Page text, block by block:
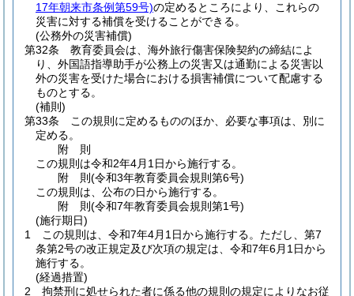
17年朝来市条例第59号)の定めるところにより、これらの
災害に対する補償を受けることができる。
(公務外の災害補償)
第32条
教育委員会は、海外旅行傷害保険契約の締結によ
り、外国語指導助手が公務上の災害又は通勤による災害以
外の災害を受けた場合における損害補償について配慮する
ものとする。
(補則)
第33条
この規則に定めるもののほか、必要な事項は、別に
定める。
附 則
この規則は令和2年4月1日から施行する。
附 則(令和3年教育委員会規則第6号)
この規則は、公布の日から施行する。
附 則(令和7年教育委員会規則第1号)
(施行期日)
1
この規則は、令和7年4月1日から施行する。 ただし、第7
条第2号の改正規定及び次項の規定は、令和7年6月1日から
施行する。
(経過措置)
2
拘禁刑に処せられた者に係る他の規則の規定によりなお従